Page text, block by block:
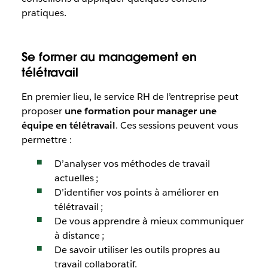
pratiques.
Se former au management en
télétravail
En premier lieu, le service RH de l’entreprise peut
proposer une formation pour manager une
équipe en télétravail. Ces sessions peuvent vous
permettre :
D’analyser vos méthodes de travail
actuelles ;
D’identifier vos points à améliorer en
télétravail ;
De vous apprendre à mieux communiquer
à distance ;
De savoir utiliser les outils propres au
travail collaboratif.